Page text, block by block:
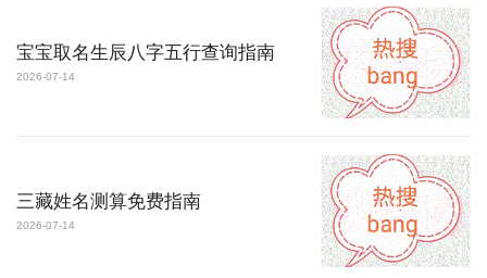
宝宝取名生辰八字五行查询指南
2026-07-14
三藏姓名测算免费指南
2026-07-14